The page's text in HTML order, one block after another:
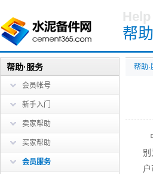
帮
帮助·服务
会员帐号
新手入门
卖家帮助
买家帮助
会员服务
帮助·
别